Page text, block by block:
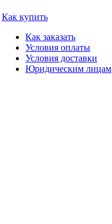
Как купить
Как заказать
Условия оплаты
Условия доставки
Юридическим лицам